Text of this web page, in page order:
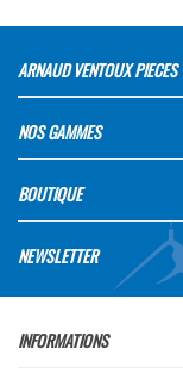
ARNAUD VENTOUX PIECES
NOS GAMMES
BOUTIQUE
NEWSLETTER
INFORMATIONS